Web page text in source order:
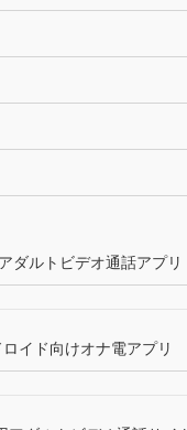
ダルトビデオ通話アプリ
イド向けオナ電アプリ